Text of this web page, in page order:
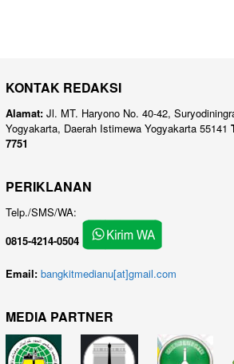
KONTAK REDAKSI
Alamat: Jl. MT. Haryono No. 40-42,
Yogyakarta, Daerah Istimewa Yogyakarta 55141
7751
PERIKLANAN
Telp./SMS/WA:
0815-4214-0504
Email: bangkitmedianu[at]gmail.com
MEDIA PARTNER